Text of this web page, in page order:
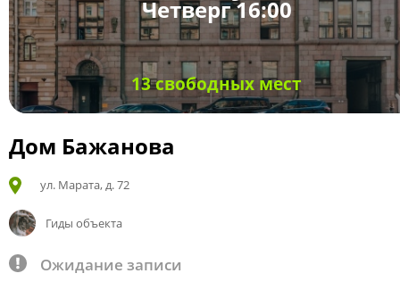
Четверг 16:00
13 свободных мест
Дом Бажанова
ул. Марата, д. 72
Гиды объекта
Ожидание записи